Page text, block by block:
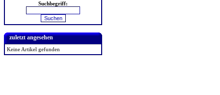
Suchbegriff:
zuletzt angesehen
Keine Artikel gefunden